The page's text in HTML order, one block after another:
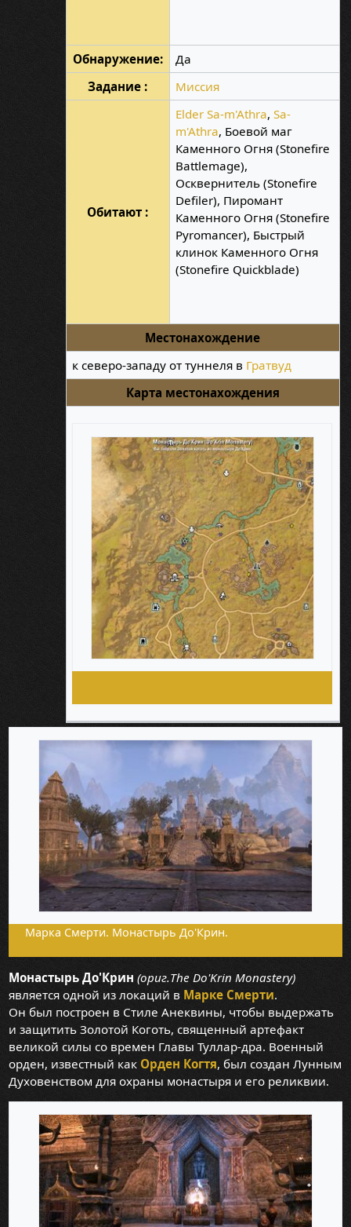
Обнаружение:
Да
Задание :
Миссия
Обитают :
Elder Sa-m'Athra,Sa-
m'Athra, Боевой маг
Каменного Огня (Stonefire
Battlemage),
Осквернитель (Stonefire
Defiler), Пиромант
Каменного Огня (Stonefire
Pyromancer), Быстрый
клинок Каменного Огня
(Stonefire Quickblade)
Местонахождение
к северо-западу от туннеля в Гратвуд
Карта местонахождения
Марка Смерти. Монастырь До'Крин.
Монастырь До'Крин (ориг.The Do'Krin Monastery)
является одной из локаций в Марке Смерти.
Он был построен в Стиле Анеквины, чтобы выдержать
и защитить Золотой Коготь, священный артефакт
великой силы со времен Главы Туллар-дра. Военный
орден, известный как Орден Когтя, был создан Лунным
Духовенством для охраны монастыря и его реликвии.